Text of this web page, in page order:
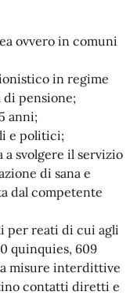
ovvero in comuni
in regime
di pensione;
anni;
e politici;
a svolgere il servizio
di sana e
dal competente
per reati di cui agli
quinquies, 609
misure interdittive
contatti diretti e